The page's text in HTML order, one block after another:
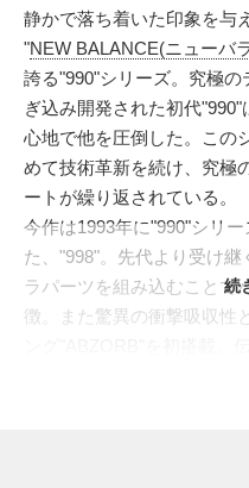
静かで落ち着いた印象を与
"NEW BALANCE(ニューバ
誇る"990"シリーズ。究極
ぎ込み開発された初代
心地で他を圧倒した。この
めて技術革新を続け、究極
ートが繰り返されている。
今作は1993年に"990"シリ
た、"998"。先代より受け
ラパーツを組み込むことで
徴。また驚異の衝撃吸収性
続